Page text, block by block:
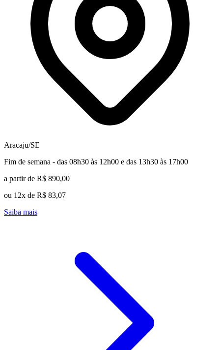
Aracaju/SE
Fim de semana - das 08h30 às 12h00 e das 13h30 às 17h00
a partir de R$ 890,00
ou 12x de R$ 83,07
Saiba mais